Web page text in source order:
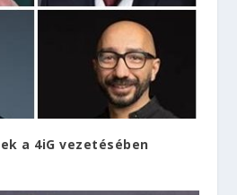
a 4iG vezetésében